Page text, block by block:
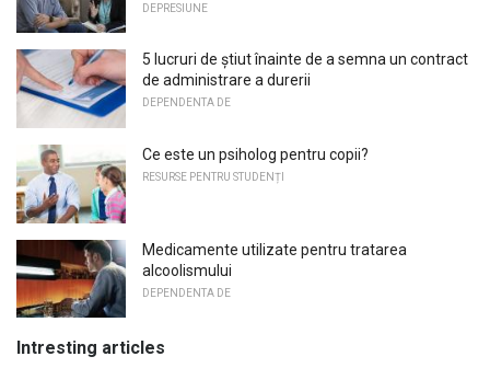
DEPRESIUNE
5 lucruri de știut înainte de a semna un contract
de administrare a durerii
DEPENDENTA DE
Ce este un psiholog pentru copii?
RESURSE PENTRU STUDENȚI
Medicamente utilizate pentru tratarea
alcoolismului
DEPENDENTA DE
Intresting articles